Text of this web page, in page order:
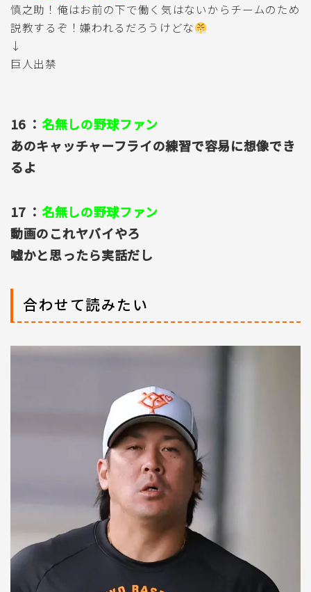
慎之助！俺はお前の下で働く気はないからチームのため
説教するぞ！嫌われるだろうけどな
↓
巨人出禁
16 ： 名無しの野球ファン
あのキャッチャーフライの練習で容易に想像でき
るよ
17 ： 名無しの野球ファン
動画のこれヤバイやろ
嘘かと思ったら実話だし
合わせて読みたい